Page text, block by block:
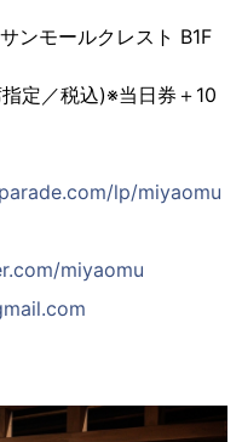
ンモールクレスト B1F
定／税込)※当日券＋10
lp/miyaomu
miyaomu